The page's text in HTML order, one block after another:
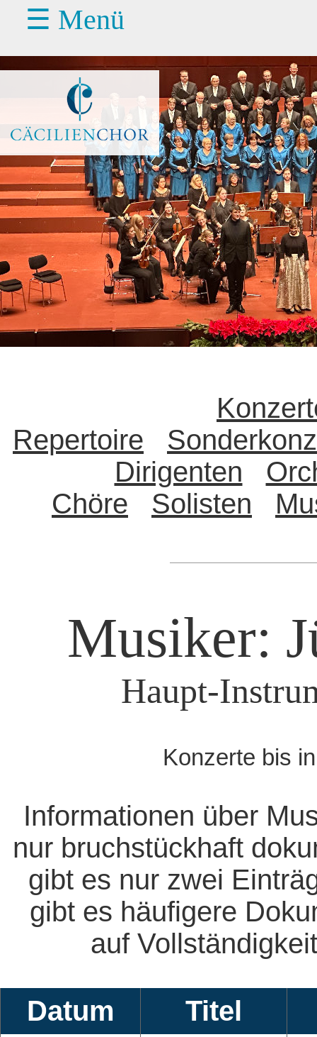
☰ Menü
Repertoire
Dirigenten
Chöre
Solisten
Musiker:
Haupt-
Konzerte bis
Informationen über
nur bruchstückhaft
gibt es nur zwei
gibt es häufigere
auf
Datum
Titel